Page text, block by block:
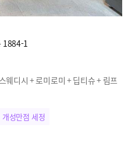
1884-1
디시 + 로미로미 + 딥티슈 + 림프
개성만점 세정